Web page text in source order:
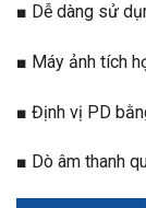
■ Dễ dàng sử
■ Máy ảnh tích
■ Định vị PD
■ Dò âm thanh